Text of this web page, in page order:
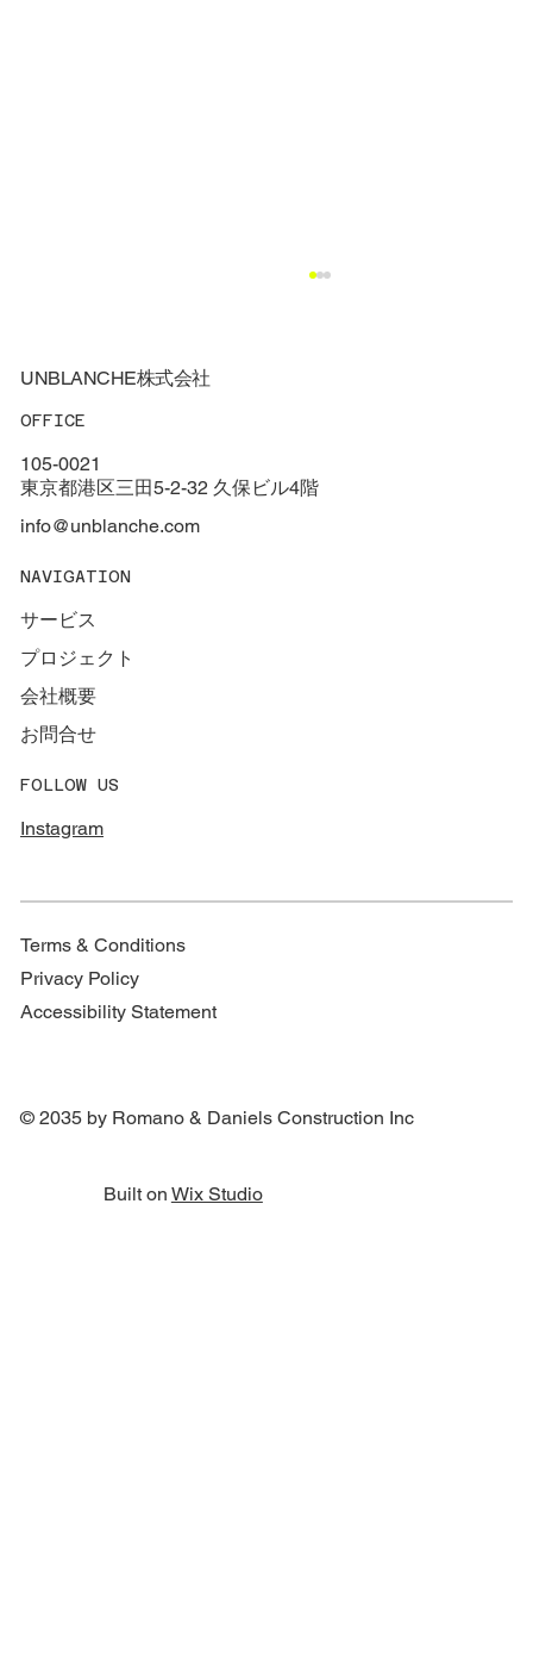
レエ学校が見ているポイントとは？
UNBLANCHE株式会社
OFFICE
105-0021
東京都港区三田5-2-32 久保ビル4階
info@unblanche.com
NAVIGATION
サービス
プロジェクト
会社概要
お問合せ
FOLLOW US
Instagram
Terms & Conditions
Privacy Policy
Accessibility Statement
© 2035 by Romano & Daniels Construction Inc
Built on Wix Studio